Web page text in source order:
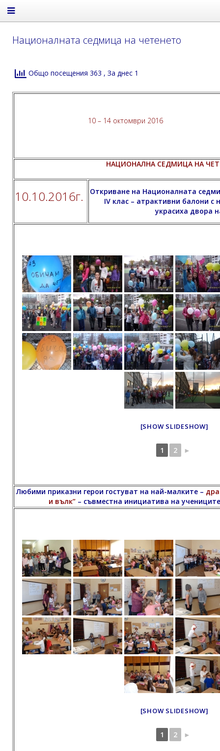
Националната седмица на четенето
Общо посещения 363 , За днес 1
10 – 14 октомври 2016
НАЦИОНАЛНА СЕДМИЦА НА
10.10.2016г.
Откриване на Националната
IV клас – атрактивни балони с
украсиха двора
[SHOW SLIDESHOW]
1 2 ►
Любими приказни герои гостуват на най-малките –
и вълк”– съвместна инициатива на
[SHOW SLIDESHOW]
1 2 ►